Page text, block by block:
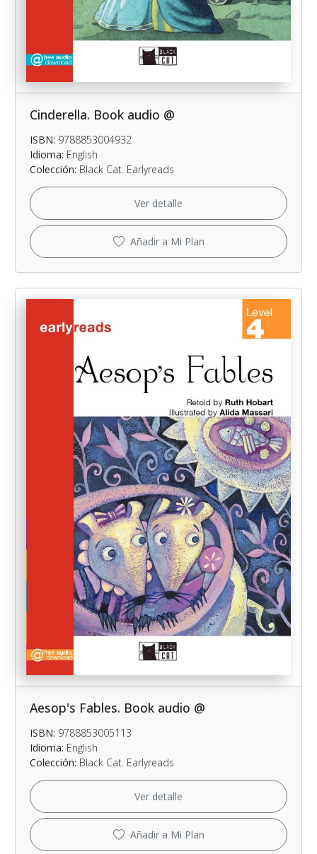
Cinderella. Book audio @
ISBN: 9788853004932
Idioma: English
Colección: Black Cat. Earlyreads
Ver detalle
Añadir a Mi Plan
Aesop's Fables. Book audio @
ISBN: 9788853005113
Idioma: English
Colección: Black Cat. Earlyreads
Ver detalle
Añadir a Mi Plan